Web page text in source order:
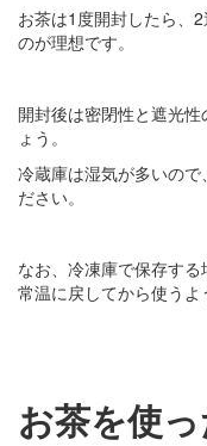
お茶は1度開封したら、
のが理想です。
開封後は密閉性と遮光
ょう。
冷蔵庫は湿気が多いので
ださい。
なお、冷凍庫で保存す
常温に戻してから使うよ
お茶を使